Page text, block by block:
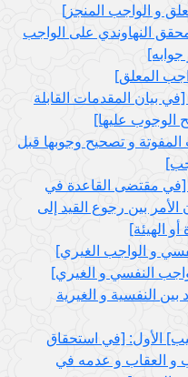
النهاوندي على الواجب
المعلق‏]
[في بيان المقدمات القابلة
الوجوب عليها]
و تصحيح وجوبها قبل
[في مقتضى القاعدة في
الأمر بين رجوع القيد إلى
أو الهيئة]
النفسي و الغيري‏]
بين النفسية و الغيرية
الأول: [في استحقاق
و العقاب و عدمه في